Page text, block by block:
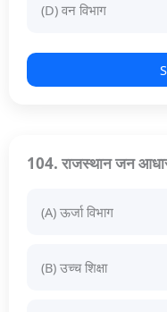
(D) वन विभाग
104. राजस्थान जन आधार
(A) ऊर्जा विभाग
(B) उच्च शिक्षा